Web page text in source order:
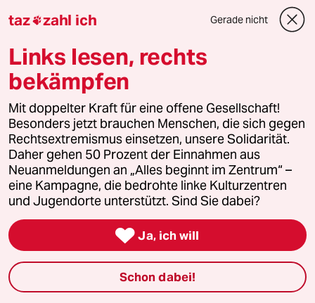
Er ist Vorsitzender der Klima-Union
Vielleicht ist es also so, dass ein
Großteil der Medien sich nicht für die
Positionen interessiert.
Alex_der_Wunderer
20.07.2023 15:48 Uhr
@Opossum:
...zum Glück - wird hoffentlich auch
so bleiben ...
Opossum
21.07.2023,11:33 Uhr
taz zahl ich Gerade nicht
Links lesen, rechts
bekämpfen
Mit doppelter Kraft für eine offene Gesellschaft!
Besonders jetzt brauchen Menschen, die sich gegen
Rechtsextremismus einsetzen, unsere Solidarität.
Daher gehen 50 Prozent der Einnahmen aus
Neuanmeldungen an „Alles beginnt im Zentrum“ –
eine Kampagne, die bedrohte linke Kulturzentren
und Jugendorte unterstützt. Sind Sie dabei?
 Ja, ich will
Schon dabei!